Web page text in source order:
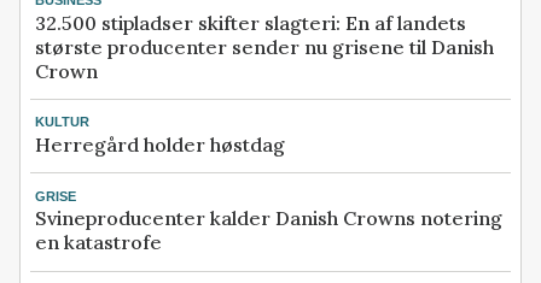
32.500 stipladser skifter slagteri: En af landets
største producenter sender nu grisene til Danish
Crown
KULTUR
Herregård holder høstdag
GRISE
Svineproducenter kalder Danish Crowns notering
en katastrofe